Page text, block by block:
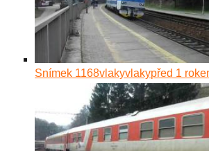
Snímek 1168vlakyvlakypřed 1